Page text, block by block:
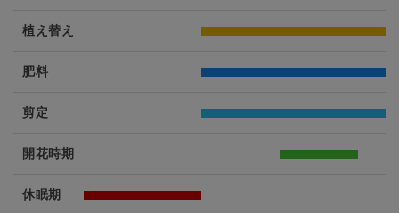
植え替え
肥料
剪定
開花時期
休眠期